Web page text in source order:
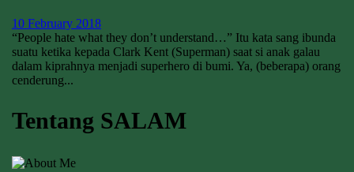
10 February 2018
“People hate what they don’t understand…” Itu kata sang ibunda
suatu ketika kepada Clark Kent (Superman) saat si anak galau
dalam kiprahnya menjadi superhero di bumi. Ya, (beberapa) orang
cenderung...
Tentang SALAM